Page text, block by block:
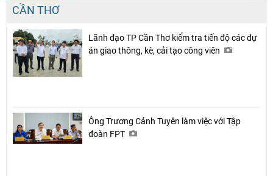
CẦN THƠ
Lãnh đạo TP Cần Thơ kiểm tra tiến độ các dự
án giao thông, kè, cải tạo công viên
Ông Trương Cảnh Tuyên làm việc với Tập
đoàn FPT